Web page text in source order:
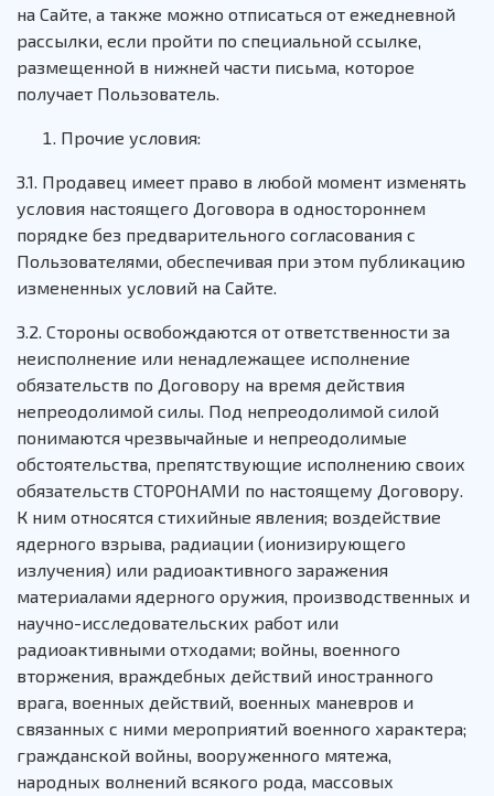
на Сайте, а также можно отписаться от ежедневной
рассылки, если пройти по специальной ссылке,
размещенной в нижней части письма, которое
получает Пользователь.
Прочие условия:
3.1. Продавец имеет право в любой момент изменять
условия настоящего Договора в одностороннем
порядке без предварительного согласования с
Пользователями, обеспечивая при этом публикацию
измененных условий на Сайте.
3.2. Стороны освобождаются от ответственности за
неисполнение или ненадлежащее исполнение
обязательств по Договору на время действия
непреодолимой силы. Под непреодолимой силой
понимаются чрезвычайные и непреодолимые
обстоятельства, препятствующие исполнению своих
обязательств СТОРОНАМИ по настоящему Договору.
К ним относятся стихийные явления; воздействие
ядерного взрыва, радиации (ионизирующего
излучения) или радиоактивного заражения
материалами ядерного оружия, производственных и
научно-исследовательских работ или
радиоактивными отходами; войны, военного
вторжения, враждебных действий иностранного
врага, военных действий, военных маневров и
связанных с ними мероприятий военного характера;
гражданской войны, вооруженного мятежа,
народных волнений всякого рода, массовых